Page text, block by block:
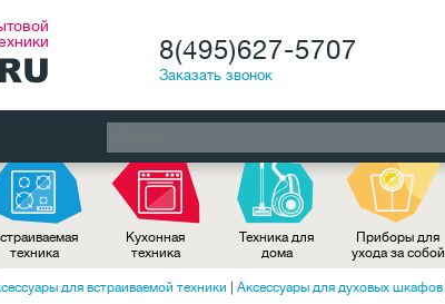
8(495)627-5707
Заказать звонок
техника
Кухонная
техника
Техника для
дома
Приборы для
ухода за собой
для встраиваемой техники Аксессуары для духовых шкафов